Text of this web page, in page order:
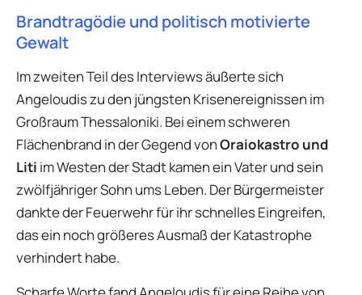
Brandtragödie und politisch motivierte
Gewalt
Im zweiten Teil des Interviews äußerte sich
Angeloudis zu den jüngsten Krisenereignissen im
Großraum Thessaloniki. Bei einem schweren
Flächenbrand in der Gegend vonOraiokastro und
Liti im Westen der Stadt kamen ein Vater und sein
zwölfjähriger Sohn ums Leben. Der Bürgermeister
dankte der Feuerwehr für ihr schnelles Eingreifen,
das ein noch größeres Ausmaß der Katastrophe
verhindert habe.